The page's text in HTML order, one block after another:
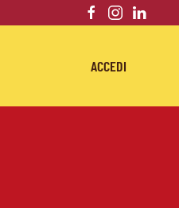
ACCEDI